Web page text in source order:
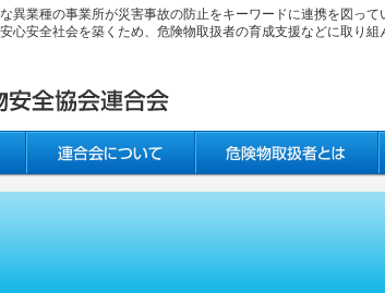
異業種の事業所が災害事故の防止をキーワードに連携を図って
心安全社会を築くため、危険物取扱者の育成支援などに取り組